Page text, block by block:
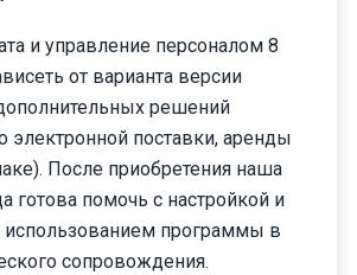
и управление персоналом 8
от варианта версии
решений
электронной поставки, аренды
После приобретения наша
готова помочь с настройкой и
программы в
сопровождения.